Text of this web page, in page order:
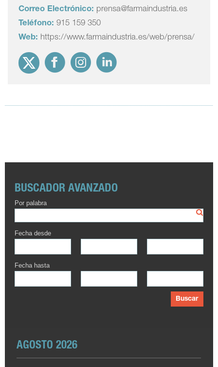
Correo Electrónico: prensa@farmaindustria.es
Teléfono: 915 159 350
Web: https://www.farmaindustria.es/web/prensa/
BUSCADOR AVANZADO
Por palabra
Fecha desde
Fecha hasta
Buscar
AGOSTO 2026